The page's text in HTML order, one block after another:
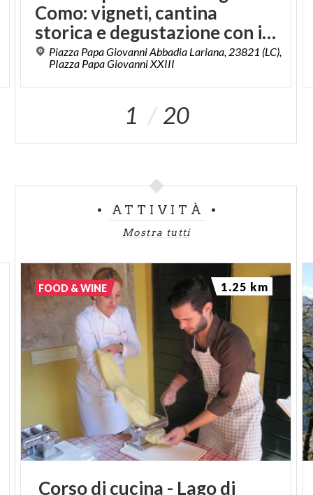
Como: vigneti, cantina
storica e degustazione con i produttori
Piazza Papa Giovanni Abbadia Lariana, 23821 (LC),
PIazza Papa Giovanni XXIII
1 20
ATTIVITÀ
Mostra tutti
Corsodi cucina - Lagodi
FOOD & WINE 1.25 km